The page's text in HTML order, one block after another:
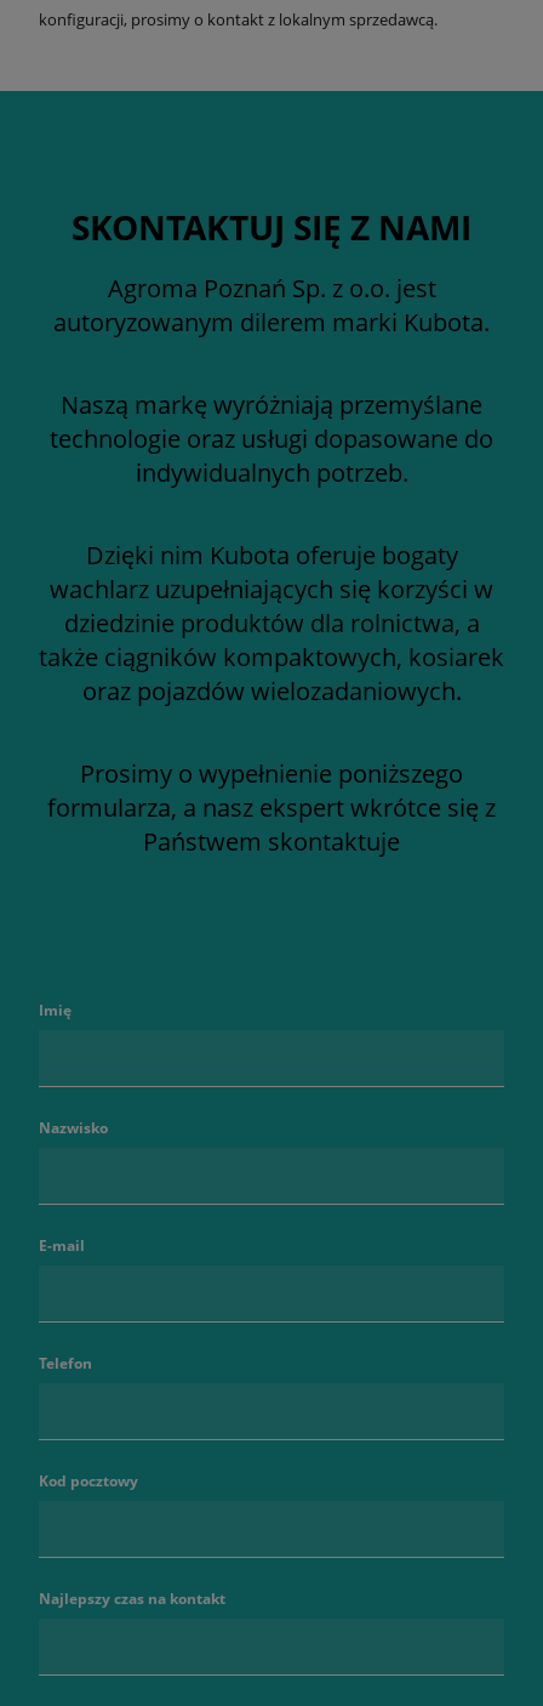
konfiguracji, prosimy o kontakt z lokalnym sprzedawcą.
SKONTAKTUJ SIĘ Z NAMI
Agroma Poznań Sp. z o.o. jest
autoryzowanym dilerem marki Kubota.
Naszą markę wyróżniają przemyślane
technologie oraz usługi dopasowane do
indywidualnych potrzeb.
Dzięki nim Kubota oferuje bogaty
wachlarz uzupełniających się korzyści w
dziedzinie produktów dla rolnictwa, a
także ciągników kompaktowych, kosiarek
oraz pojazdów wielozadaniowych.
Prosimy o wypełnienie poniższego
formularza, a nasz ekspert wkrótce się z
Państwem skontaktuje
Imię
Nazwisko
E-mail
Telefon
Kod pocztowy
Najlepszy czas na kontakt